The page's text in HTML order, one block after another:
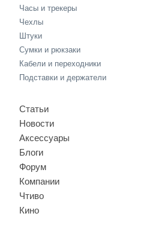
Часы и трекеры
Чехлы
Штуки
Сумки и рюкзаки
Кабели и переходники
Подставки и держатели
Статьи
Новости
Аксессуары
Блоги
Форум
Компании
Чтиво
Кино